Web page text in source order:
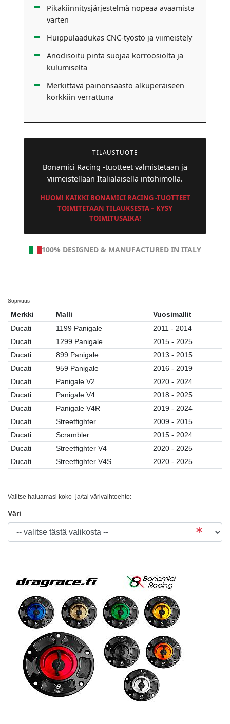
Pikakiinnitysjärjestelmä nopeaa avaamista
varten
Huippulaadukas CNC-työstö ja viimeistely
Anodisoitu pinta suojaa korroosiolta ja
kulumiselta
Merkittävä painonsäästö alkuperäiseen
korkkiin verrattuna
TILAUSTUOTE
Bonamici Racing -tuotteet valmistetaan ja
viimeistellään Italialaisella intohimolla.
HUOM! KAIKKI BONAMICI RACING -TUOTTEET
TOIMITETAAN TILAUKSESTA – KYSY
TOIMITUSAIKA!
100% DESIGNED & MANUFACTURED IN ITALY
Sopivuus
Merkki Malli
Vuosimallit
Ducati
1199 Panigale
2011 - 2014
Ducati
1299 Panigale
2015 - 2025
Ducati
899 Panigale
2013 - 2015
Ducati
959 Panigale
2016 - 2019
Ducati
Panigale V2
2020 - 2024
Ducati
Panigale V4
2018 - 2025
Ducati
Panigale V4R
2019 - 2024
Ducati
Streetfighter
2009 - 2015
Ducati
Scrambler
2015 - 2024
Ducati
Streetfighter V4
2020 - 2025
Ducati
Streetfighter V4S 2020 - 2025
Valitse haluamasi koko- ja/tai värivaihtoehto:
Väri